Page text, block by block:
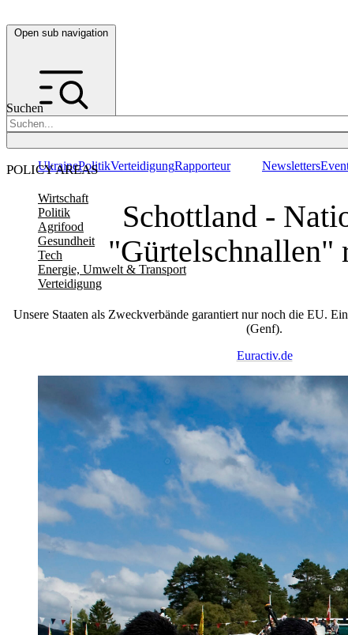
Open sub navigation
Suchen
POLICY AREAS
Wirtschaft
Politik
Agrifood
Gesundheit
Tech
Energie, Umwelt & Transport
Verteidigung
UkrainePolitikVerteidigungRapporteur Newsletters
Schottland -
"Gürtelschnallen"
Unsere Staaten als Zweckverbände garantiert nur noch die EU.
(Genf).
Euractiv.de